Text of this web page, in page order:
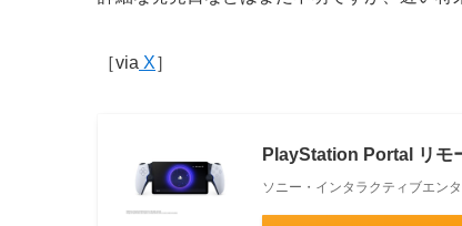
［via X］
PlayStation Portal リモ
ソニー・インタラクティブエン